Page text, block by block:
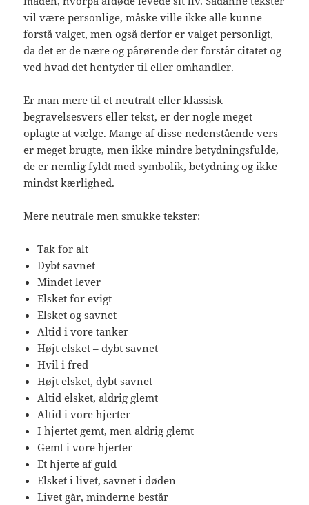
vil være personlige, måske ville ikke alle kunne
forstå valget, men også derfor er valget personligt,
da det er de nære og pårørende der forstår citatet og
ved hvad det hentyder til eller omhandler.
Er man mere til et neutralt eller klassisk
begravelsesvers eller tekst, er der nogle meget
oplagte at vælge. Mange af disse nedenstående vers
er meget brugte, men ikke mindre betydningsfulde,
de er nemlig fyldt med symbolik, betydning og ikke
mindst kærlighed.
Mere neutrale men smukke tekster:
Tak for alt
Dybt savnet
Mindet lever
Elsket for evigt
Elsket og savnet
Altid i vore tanker
Højt elsket – dybt savnet
Hvil i fred
Højt elsket, dybt savnet
Altid elsket, aldrig glemt
Altid i vore hjerter
I hjertet gemt, men aldrig glemt
Gemt i vore hjerter
Et hjerte af guld
Elsket i livet, savnet i døden
Livet går, minderne består